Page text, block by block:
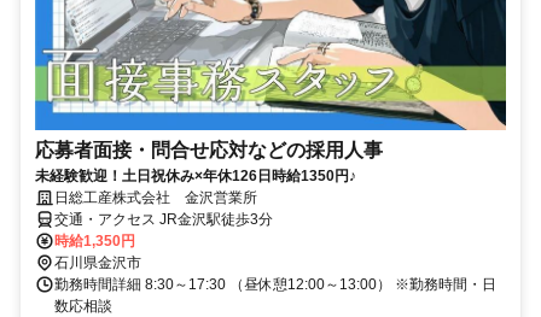
応募者面接・問合せ応対などの採用人事
未経験歓迎！土日祝休み×年休126日時給1350円♪
日総工産株式会社 金沢営業所
交通・アクセス JR金沢駅徒歩3分
時給1,350円
石川県金沢市
勤務時間詳細 8:30～17:30 （昼休憩12:00～13:00） ※勤務時間・日
数応相談